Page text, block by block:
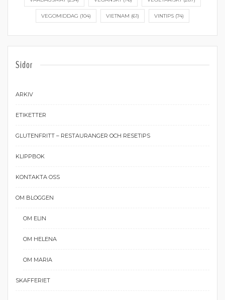
VEGOMIDDAG (104) VIETNAM (61) VINTIPS (74)
Sidor
ARKIV
ETIKETTER
GLUTENFRITT – RESTAURANGER OCH RESETIPS
KLIPPBOK
KONTAKTA OSS
OM BLOGGEN
OM ELIN
OM HELENA
OM MARIA
SKAFFERIET